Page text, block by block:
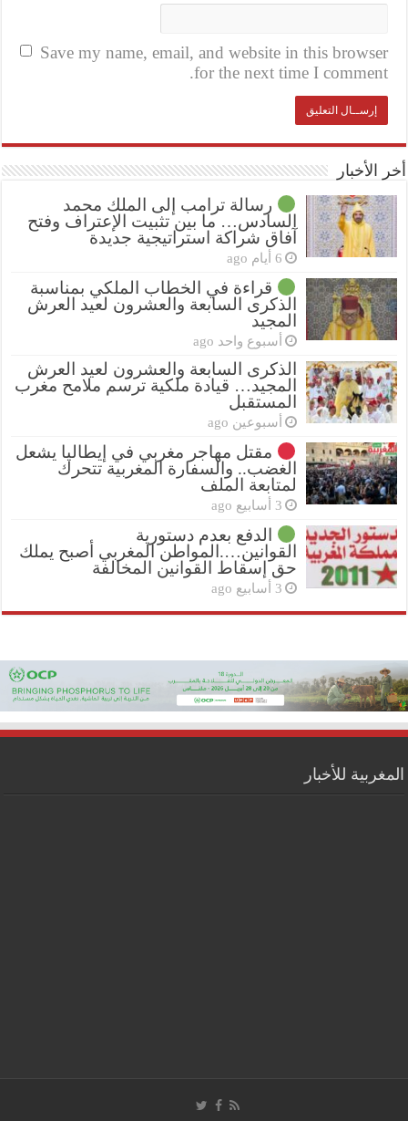
Save my name, email, and website in this browser
for the next time I comment.
أخر الأخبار
رسالة ترامب إلى الملك محمد
السادس… ما بين تثبيت الإعتراف وفتح
آفاق شراكة استراتيجية جديدة
6 أيام ago
قراءة في الخطاب الملكي بمناسبة
الذكرى السابعة والعشرون لعيد العرش
المجيد
أسبوع واحد ago
الذكرى السابعة والعشرون لعيد العرش
المجيد… قيادة ملكية ترسم ملامح مغرب
المستقبل
أسبوعين ago
مقتل مهاجر مغربي في إيطاليا يشعل
الغضب.. والسفارة المغربية تتحرك
لمتابعة الملف
3 أسابيع ago
الدفع بعدم دستورية
القوانين….المواطن المغربي أصبح يملك
حق إسقاط القوانين المخالفة
3 أسابيع ago
المغربية للأخبار